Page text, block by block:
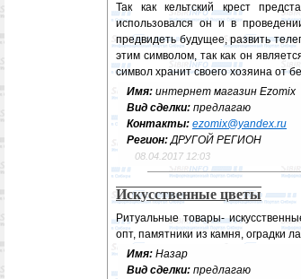
Так как кельтский крест
использовался он и в
предвидеть будущее, развить
этим символом, так как он
символ хранит своего хозяина от
Имя: интернет магазин Ezomix
Вид сделки: предлагаю
Контакты: ezomix@yandex.ru
Регион:ДРУГОЙ РЕГИОН
08.04.2017 12:03
Искусственные цветы
Ритуальные товары-
опт, памятники из камня, оградки
Имя: Назар
Вид сделки: предлагаю